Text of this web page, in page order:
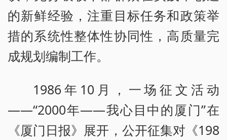
的新鲜经验，注重目标任务和政策举
措的系统性整体性协同性，高质量完
成规划编制工作。
1986年10月，一场征文活动
——“2000年——我心目中的厦门”在
《厦门日报》展开，公开征集对《198